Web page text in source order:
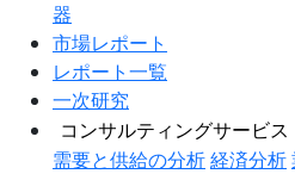
器
市場レポート
レポート一覧
一次研究
コンサルティングサービス
需要と供給の分析経済分析